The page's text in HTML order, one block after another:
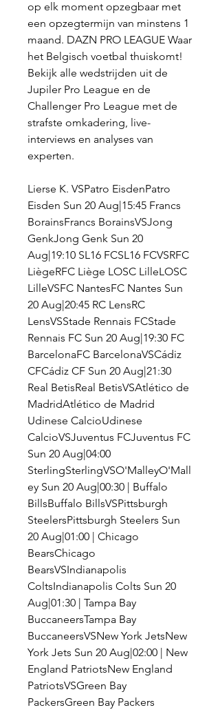
op elk moment opzegbaar met
een opzegtermijn van minstens 1
maand. DAZN PRO LEAGUE Waar
het Belgisch voetbal thuiskomt!
Bekijk alle wedstrijden uit de
Jupiler Pro League en de
Challenger Pro League met de
strafste omkadering, live-
interviews en analyses van
experten.
Lierse K. VSPatro EisdenPatro
Eisden Sun 20 Aug|15:45 Francs
BorainsFrancs BorainsVSJong
GenkJong Genk Sun 20
Aug|19:10 SL16 FCSL16 FCVSRFC
LiègeRFC Liège LOSC LilleLOSC
LilleVSFC NantesFC Nantes Sun
20 Aug|20:45 RC LensRC
LensVSStade Rennais FCStade
Rennais FC Sun 20 Aug|19:30 FC
BarcelonaFC BarcelonaVSCádiz
CFCádiz CF Sun 20 Aug|21:30
Real BetisReal BetisVSAtlético de
MadridAtlético de Madrid
Udinese CalcioUdinese
CalcioVSJuventus FCJuventus FC
Sun 20 Aug|04:00
SterlingSterlingVSO'MalleyO'Mall
ey Sun 20 Aug|00:30 | Buffalo
BillsBuffalo BillsVSPittsburgh
SteelersPittsburgh Steelers Sun
20 Aug|01:00 | Chicago
BearsChicago
BearsVSIndianapolis
ColtsIndianapolis Colts Sun 20
Aug|01:30 | Tampa Bay
BuccaneersTampa Bay
BuccaneersVSNew York JetsNew
York Jets Sun 20 Aug|02:00 | New
England PatriotsNew England
PatriotsVSGreen Bay
PackersGreen Bay Packers